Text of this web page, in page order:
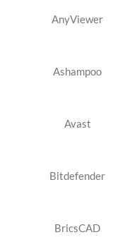
AnyViewer
Ashampoo
Avast
Bitdefender
BricsCAD